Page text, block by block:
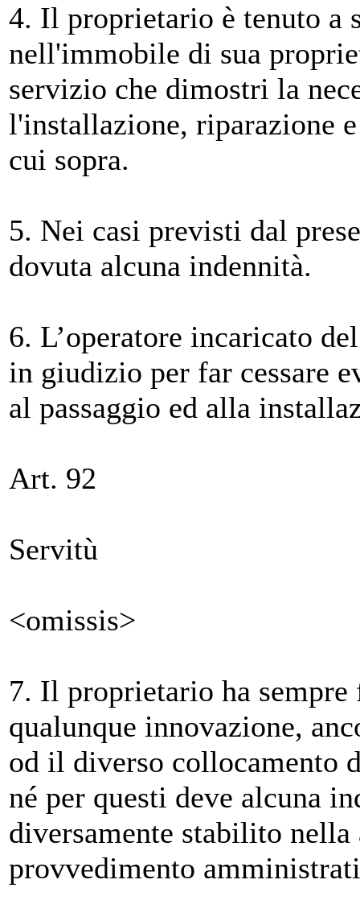
4. Il proprietario è tenuto a
nell'immobile di sua
servizio che dimostri la
l'installazione, riparazione
cui sopra.
5. Nei casi previsti dal
dovuta alcuna indennità.
6. L’operatore incaricato
in giudizio per far cessare
al passaggio ed alla
Art. 92
Servitù
<omissis>
7. Il proprietario ha
qualunque innovazione,
od il diverso collocamento
né per questi deve alcuna
diversamente stabilito
provvedimento